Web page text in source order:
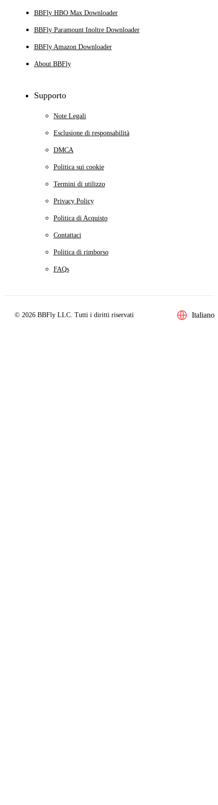
BBFly HBO Max Downloader
BBFly Paramount Inoltre Downloader
BBFly Amazon Downloader
About BBFly
Supporto
Note Legali
Esclusione di responsabilità
DMCA
Politica sui cookie
Termini di utilizzo
Privacy Policy
Politica di Acquisto
Contattaci
Politica di rimborso
FAQs
© 2026 BBFly LLC. Tutti i diritti riservati Italiano